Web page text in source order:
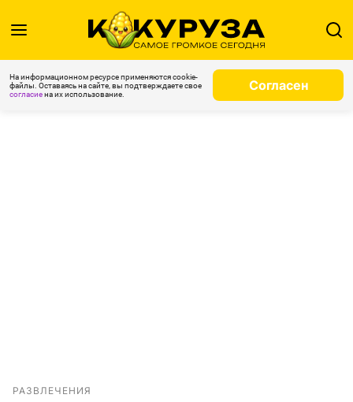
На информационном ресурсе применяются cookie-
файлы. Оставаясь на сайте, вы подтверждаете свое
согласиена их использование.
Согласен
РАЗВЛЕЧЕНИЯ